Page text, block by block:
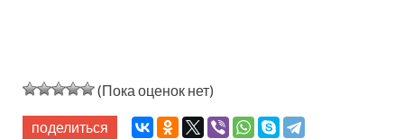
(Пока оценок нет)
поделиться